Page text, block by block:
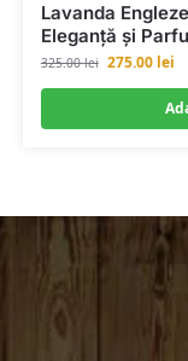
Lavanda
Eleganță și
325.00lei 275.00 lei